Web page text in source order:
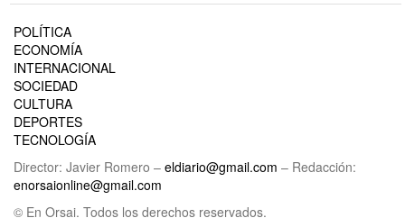
POLÍTICA
ECONOMÍA
INTERNACIONAL
SOCIEDAD
CULTURA
DEPORTES
TECNOLOGÍA
Director: Javier Romero – eldiario@gmail.com – Redacción:
enorsaionline@gmail.com
© En Orsai. Todos los derechos reservados.